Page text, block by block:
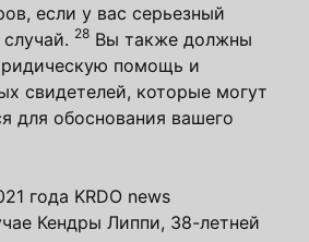
если у вас серьезный
28 Вы также должны
помощь и
свидетелей, которые могут
для обоснования вашего
года KRDO news
Кендры Липпи, 38-летней